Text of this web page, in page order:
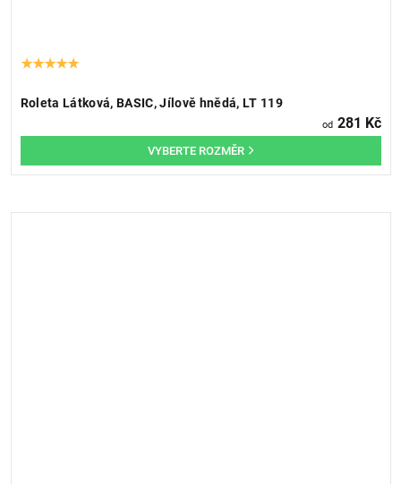
Roleta Látková, BASIC, Jílově hnědá, LT 119
od 281 Kč